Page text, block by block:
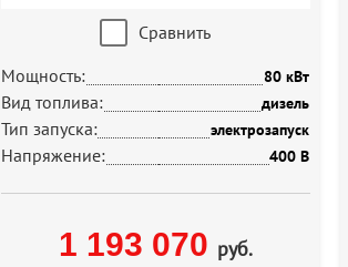
Сравнить
Мощность:
80 кВт
Вид топлива: дизель
Тип запуска: электрозапуск
Напряжение: 400 В
1 193 070 руб.